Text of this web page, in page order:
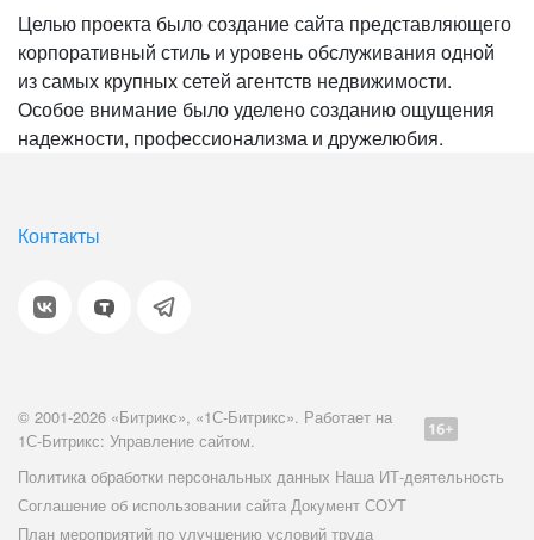
Целью проекта было создание сайта представляющего
корпоративный стиль и уровень обслуживания одной
из самых крупных сетей агентств недвижимости.
Особое внимание было уделено созданию ощущения
надежности, профессионализма и дружелюбия.
Контакты
© 2001-2026 «Битрикс», «1С-Битрикс». Работает на
1С-Битрикс: Управление сайтом.
Политика обработки персональных данных Наша ИТ-деятельность
Соглашение об использовании сайта Документ СОУТ
План мероприятий по улучшению условий труда